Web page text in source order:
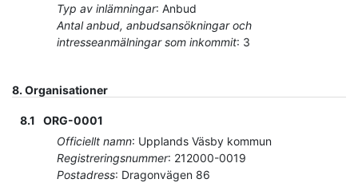
Typ av inlämningar: Anbud
Antal anbud, anbudsansökningar och
intresseanmälningar som inkommit: 3
8. Organisationer
8.1
ORG-0001
Officiellt namn: Upplands Väsby kommun
Registreringsnummer: 212000-0019
Postadress: Dragonvägen 86